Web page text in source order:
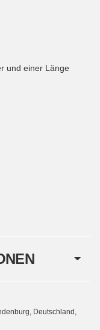
und einer Länge
Deutschland,